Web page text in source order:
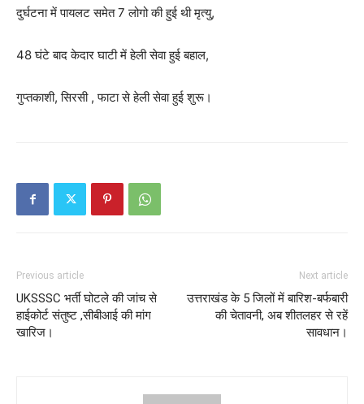
दुर्घटना में पायलट समेत 7 लोगो की हुई थी मृत्यु,
48 घंटे बाद केदार घाटी में हेली सेवा हुई बहाल,
गुप्तकाशी, सिरसी , फाटा से हेली सेवा हुई शुरू।
Previous article
UKSSSC भर्ती घोटले की जांच से
हाईकोर्ट संतुष्ट ,सीबीआई की मांग
खारिज।
Next article
उत्तराखंड के 5 जिलों में बारिश-बर्फबारी
की चेतावनी, अब शीतलहर से रहें
सावधान।